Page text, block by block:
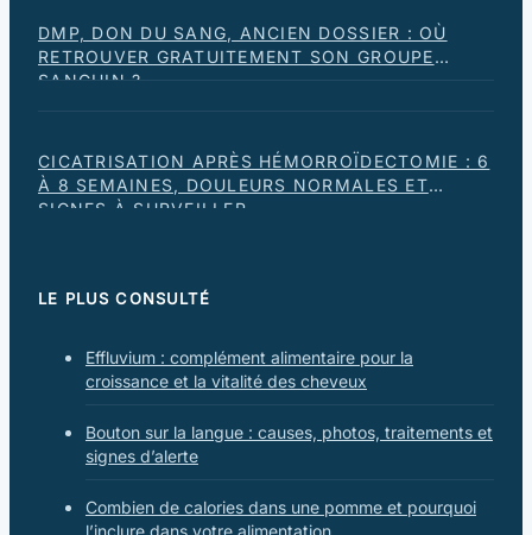
DMP, DON DU SANG, ANCIEN DOSSIER : OÙ
RETROUVER GRATUITEMENT SON GROUPE
SANGUIN ?
CICATRISATION APRÈS HÉMORROÏDECTOMIE : 6
À 8 SEMAINES, DOULEURS NORMALES ET
SIGNES À SURVEILLER
LE PLUS CONSULTÉ
Effluvium : complément alimentaire pour la
croissance et la vitalité des cheveux
Bouton sur la langue : causes, photos, traitements et
signes d’alerte
Combien de calories dans une pomme et pourquoi
l’inclure dans votre alimentation